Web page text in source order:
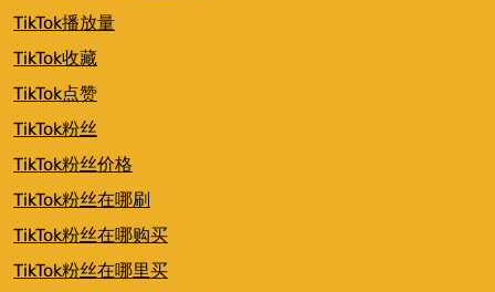
TikTok播放量
TikTok收藏
TikTok点赞
TikTok粉丝
TikTok粉丝价格
TikTok粉丝在哪刷
TikTok粉丝在哪购买
TikTok粉丝在哪里买